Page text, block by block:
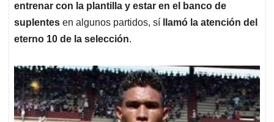
entrenar con la plantilla y estar en el banco de
suplentes en algunos partidos, sí
llamó la atención del
eterno 10 de la selección.